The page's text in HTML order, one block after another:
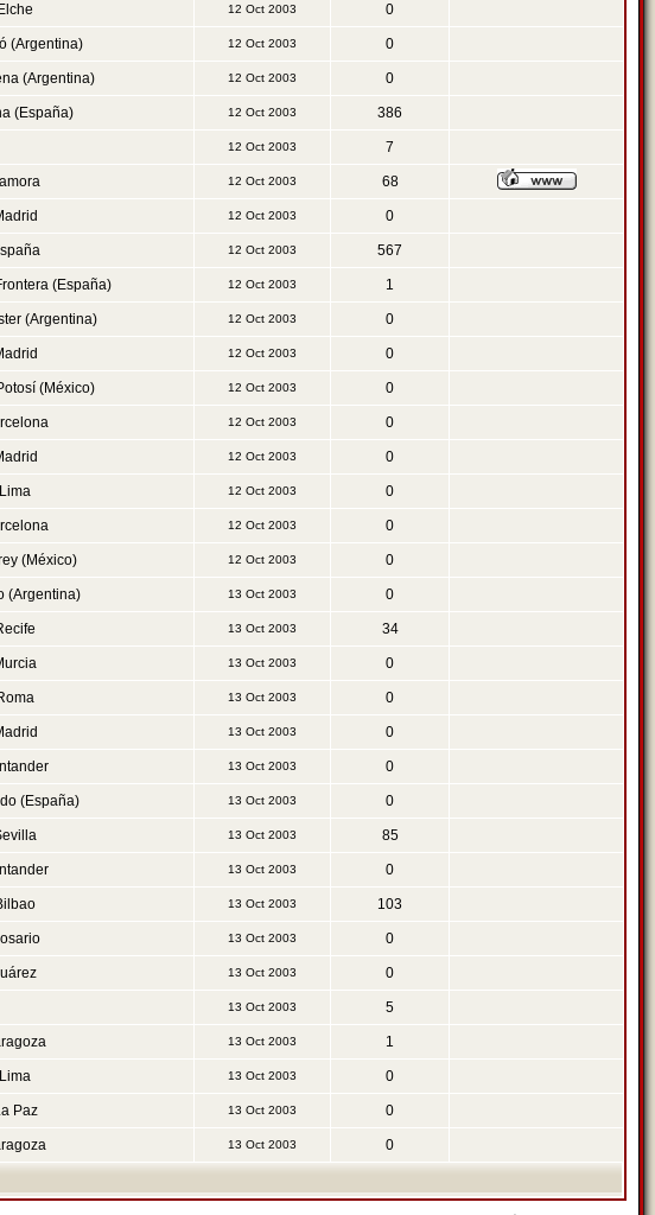
Elche 12 Oct 2003 0
(Argentina) 12 Oct 2003 0
(Argentina) 12 Oct 2003 0
(España) 12 Oct 2003 386
12 Oct 2003 7
12 Oct 2003 68
12 Oct 2003 0
12 Oct 2003 567
(España) 12 Oct 2003 1
(Argentina) 12 Oct 2003 0
12 Oct 2003 0
(México) 12 Oct 2003 0
12 Oct 2003 0
12 Oct 2003 0
Lima 12 Oct 2003 0
12 Oct 2003 0
(México) 12 Oct 2003 0
(Argentina) 13 Oct 2003 0
13 Oct 2003 34
13 Oct 2003 0
13 Oct 2003 0
13 Oct 2003 0
13 Oct 2003 0
(España) 13 Oct 2003 0
13 Oct 2003 85
13 Oct 2003 0
13 Oct 2003 103
13 Oct 2003 0
13 Oct 2003 0
13 Oct 2003 5
13 Oct 2003 1
Lima 13 Oct 2003 0
Paz 13 Oct 2003 0
13 Oct 2003 0